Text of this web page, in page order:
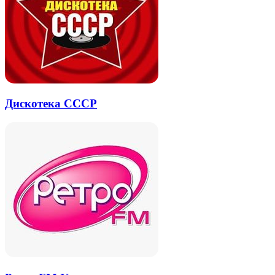
Дискотека СССР